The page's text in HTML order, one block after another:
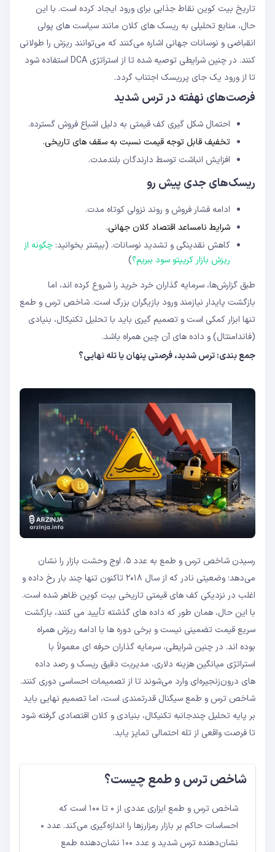
تاریخ بیت ‌کوین نقاط جذابی برای ورود ایجاد کرده است. با این
حال، منابع تحلیلی به ریسک ‌های کلان مانند سیاست‌ های پولی
انقباضی و نوسانات جهانی اشاره می‌کنند که می‌توانند ریزش را طولانی
کنند. در چنین شرایطی توصیه شده تا از استراتژی DCA استفاده شود
تا از ورود یک ‌جای پرریسک اجتناب گردد.
فرصت‌های نهفته در ترس شدید
احتمال شکل ‌گیری کف قیمتی به دلیل اشباع فروش گسترده.
تخفیف قابل ‌توجه قیمت نسبت به سقف‌ های تاریخی.
افزایش انباشت توسط دارندگان بلندمدت.
ریسک‌های جدی پیش رو
ادامه فشار فروش و روند نزولی کوتاه ‌مدت.
شرایط نامساعد اقتصاد کلان جهانی.
کاهش نقدینگی و تشدید نوسانات. (بیشتر بخوانید: چگونه از
ریزش بازار کریپتو سود ببریم؟)
طبق گزارش‌ها، سرمایه‌ گذاران خرد خرید را شروع کرده‌ اند، اما
بازگشت پایدار نیازمند ورود بازیگران بزرگ است. شاخص ترس و طمع
تنها ابزار کمکی است و تصمیم‌ گیری باید با تحلیل تکنیکال، بنیادی
(فاندامنتال) و داده ‌های آن ‌چین همراه باشد.
جمع ‌بندی: ترس شدید، فرصتی پنهان یا تله نهایی؟
رسیدن شاخص ترس و طمع به عدد ۵، اوج وحشت بازار را نشان
می‌‌دهد؛ وضعیتی نادر که از سال ۲۰۱۸ تاکنون تنها چند بار رخ داده و
اغلب در نزدیکی کف ‌های قیمتی تاریخی بیت‌ کوین ظاهر شده است.
با این حال، همان ‌طور که داده‌ های گذشته تأیید می‌ کنند، بازگشت
سریع قیمت تضمینی نیست و برخی دوره ‌ها با ادامه ریزش همراه
بوده ‌اند. در چنین شرایطی، سرمایه‌ گذاران حرفه ‌ای معمولاً با
استراتژی میانگین هزینه دلاری، مدیریت دقیق ریسک و رصد داده‌
های درون‌زنجیره‌ای وارد می‌‌شوند تا از تصمیمات احساسی دوری کنند.
شاخص ترس و طمع سیگنال قدرتمندی است، اما تصمیم نهایی باید
بر پایه تحلیل چندجانبه تکنیکال، بنیادی و کلان اقتصادی گرفته شود
تا فرصت واقعی از تله احتمالی تمایز یابد.
شاخص ترس و طمع چیست؟
شاخص ترس و طمع ابزاری عددی از ۰ تا ۱۰۰ است که
احساسات حاکم بر بازار رمزارزها را اندازه‌گیری می‌کند. عدد ۰
نشان‌دهنده ترس شدید و عدد ۱۰۰ نشان‌دهنده طمع